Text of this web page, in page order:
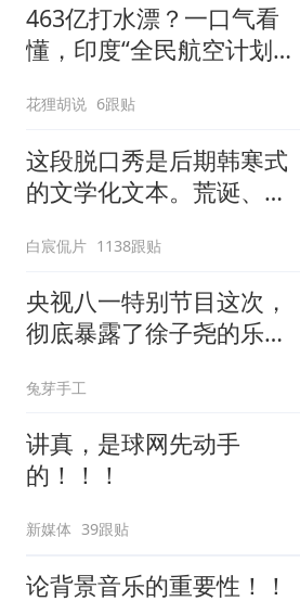
463亿打水漂？一口气看
懂，印度“全民航空计划”
花狸胡说 6跟贴
这段脱口秀是后期韩寒式
的文学化文本。荒诞、激
白宸侃片 1138跟贴
央视八一特别节目这次，
彻底暴露了徐子尧的乐坛
兔芽手工
讲真，是球网先动手
的！！！
新媒体 39跟贴
论背景音乐的重要性！！